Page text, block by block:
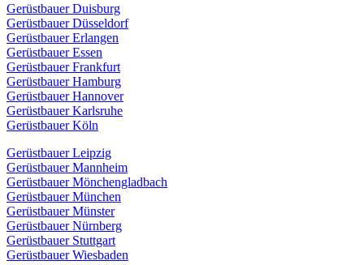
Gerüstbauer Duisburg
Gerüstbauer Düsseldorf
Gerüstbauer Erlangen
Gerüstbauer Essen
Gerüstbauer Frankfurt
Gerüstbauer Hamburg
Gerüstbauer Hannover
Gerüstbauer Karlsruhe
Gerüstbauer Köln
Gerüstbauer Leipzig
Gerüstbauer Mannheim
Gerüstbauer Mönchengladbach
Gerüstbauer München
Gerüstbauer Münster
Gerüstbauer Nürnberg
Gerüstbauer Stuttgart
Gerüstbauer Wiesbaden